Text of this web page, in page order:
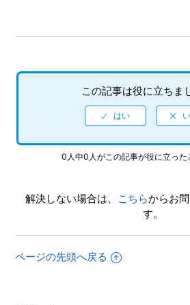
ス】難易度設定はありますか
【Xbox One・Xbox Series X/ソニッ
ス】インターネットを使用しないと手
この記事は役に立ちま
0人中0人がこの記事が役に立った
解決しない場合は、 こちらからお
す。
ページの先頭へ戻る